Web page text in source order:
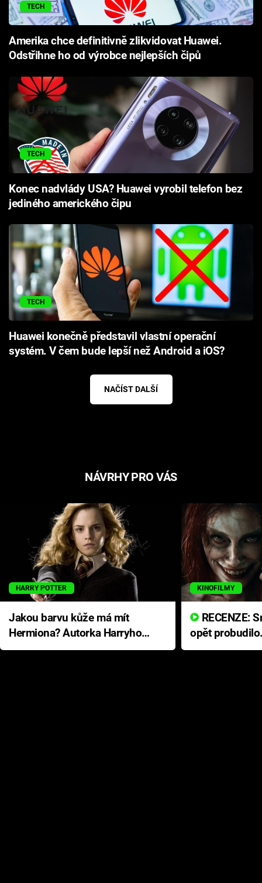
Sledujte nás
TECH
Amerika chce definitivně zlikvidovat Huawei.
Odstřihne ho od výrobce nejlepších čipů
TECH
Konec nadvlády USA? Huawei vyrobil telefon bez
jediného amerického čipu
TECH
Huawei konečně představil vlastní operační
systém. V čem bude lepší než Android a iOS?
NAČÍST DALŠÍ
NÁVRHY PRO VÁS
HARRY POTTER
Jakou barvu kůže má mít
Hermiona? Autorka Harryho
Pottera přišla s ráznou
KINOFILMY
opět
přichází s